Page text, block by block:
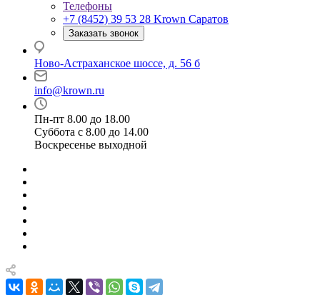
Телефоны
+7 (8452) 39 53 28 Krown Саратов
Заказать звонок
Ново-Астраханское шоссе, д. 56 б
info@krown.ru
Пн-пт 8.00 до 18.00
Суббота с 8.00 до 14.00
Воскресенье выходной